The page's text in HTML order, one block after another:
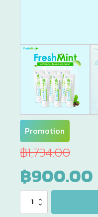
Promotion
฿1,734.00
Original
price
฿900.00
ยาสีฟัน
Freshmint